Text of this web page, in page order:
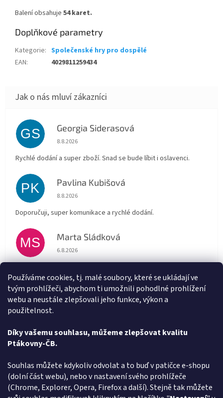
Používáme cookies, tj. malé soubory, které se ukládají ve
tvým prohlížeči, abychom ti umožnili pohodlné prohlížení
webu a neustále zlepšovali jeho funkce, výkon a
použitelnost.
Díky vašemu souhlasu, můžeme zlepšovat kvalitu
Ptákovny-ČB.
Souhlas můžete kdykoliv odvolat a to buď v patičce e-shopu
(dolní část webu), nebo v nastavení svého prohlížeče
(Chrome, Explorer, Opera, Firefox a další). Stejně tak můžete
Balení obsahuje 54 karet.
Doplňkové parametry
Kategorie: Společenské hry pro dospělé
EAN: 4029811259434
GS Georgia Siderasová
Hodnocení obchodu je 5 z 5 hvězdiček.
8.8.2026
Rychlé dodání a super zboží. Snad se bude líbit i oslavenci.
PK Pavlina Kubišová
Hodnocení obchodu je 5 z 5 hvězdiček.
8.8.2026
Doporučuji, super komunikace a rychlé dodání.
MS Marta Sládková
Hodnocení obchodu je 5 z 5 hvězdiček.
6.8.2026
AT Alena Trchova
Hodnocení obchodu je 5 z 5 hvězdiček.
5.8.2026
Způsob ověřování recenzí